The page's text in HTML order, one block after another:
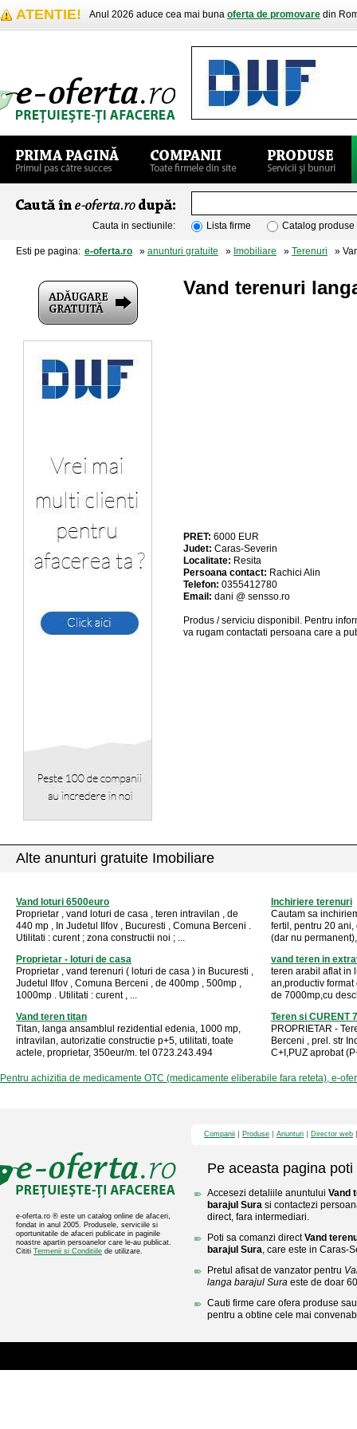
ATENTIE! Anul 2026 aduce cea mai buna oferta de promovare din
Cauta in sectiunile: Lista firme Catalog produse
Esti pe pagina: e-oferta.ro » anunturi gratuite » Imobiliare » Terenuri »
Vand terenuri
PRET: 6000 EUR
Judet: Caras-Severin
Localitate: Resita
Persoana contact: Rachici Alin
Telefon: 0355412780
Email: dani @ sensso.ro
Produs / serviciu disponibil . Pentru
va rugam contactati persoana care a
Alte anunturi gratuite Imobiliare
Vand loturi 6500euro
Proprietar , vand loturi de casa , teren intravilan , de
440 mp , In Judetul Ilfov , Bucuresti , Comuna Berceni .
Utilitati : curent ; zona constructii noi ; ...
Inchiriere terenuri
Cautam sa
fertil, pentru 20
(dar nu
Proprietar - loturi de casa
Proprietar , vand terenuri ( loturi de casa ) in Bucuresti ,
Judetul Ilfov , Comuna Berceni , de 400mp , 500mp ,
1000mp . Utilitati : curent , ...
vand teren in
teren arabil aflat in
an,productiv
de 7000mp,cu
Vand teren titan
Titan, langa ansamblul rezidential edenia, 1000 mp,
intravilan, autorizatie constructie p+5, utilitati, toate
actele, proprietar, 350eur/m. tel 0723.243.494
Teren si CURENT
PROPRIETAR -
Berceni , prel. str
C+I,PUZ aprobat
Pentru achizitia de medicamente OTC (medicamente eliberabile fara reteta), e-
e-oferta.ro ® este un catalog online de afaceri,
fondat in anul 2005. Produsele, serviciile si
oportunitatile de afaceri publicate in paginile
noastre apartin persoanelor care le-au publicat.
Cititi Termenii si Conditiile de utilizare.
Companii Produse Anunturi Director web
Pe aceasta pagina poti
Accesezi detaliile anuntului Vand
barajul Sura si contactezi
direct, fara intermediari.
Poti sa comanzi directVand
barajul Sura, care este in Caras-
Pretul afisat de vanzator pentru
langa barajul Sura este de doar
Cauti firme care ofera produse
pentru a obtine cele mai